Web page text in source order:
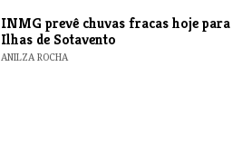
INMG prevê chuvas fracas hoje para
Ilhas de Sotavento
ANILZA ROCHA